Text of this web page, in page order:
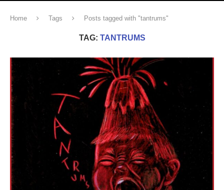
Home Tags Posts tagged with "tantrums"
TAG: TANTRUMS